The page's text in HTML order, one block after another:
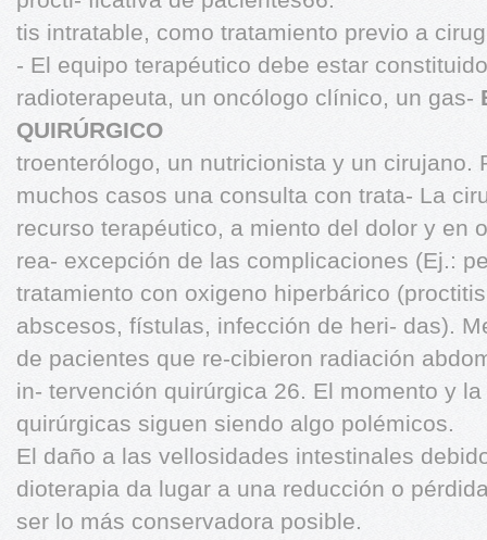
tis intratable, como tratamiento previo a
- El equipo terapéutico debe estar
radioterapeuta, un oncólogo clínico, un gas-
QUIRÚRGICO
troenterólogo, un nutricionista y un cirujano.
muchos casos una consulta con trata- La
recurso terapéutico, a miento del dolor y en
rea- excepción de las complicaciones (Ej.:
tratamiento con oxigeno hiperbárico
abscesos, fístulas, infección de heri- das).
de pacientes que re-cibieron radiación
in- tervención quirúrgica 26. El momento y
quirúrgicas siguen siendo algo polémicos.
El daño a las vellosidades intestinales
dioterapia da lugar a una reducción o
ser lo más conservadora posible.